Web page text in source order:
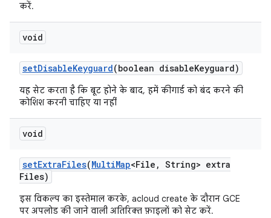
करें.
void
setDisableKeyguard(boolean disableKeyguard)
यह सेट करता है कि बूट होने के बाद, हमें कीगार्ड को बंद करने की
कोशिश करनी चाहिए या नहीं
void
setExtraFiles(MultiMap<File , String> extra
Files)
इस विकल्प का इस्तेमाल करके, acloud create के दौरान GCE
पर अपलोड की जाने वाली अतिरिक्त फ़ाइलों को सेट करें.